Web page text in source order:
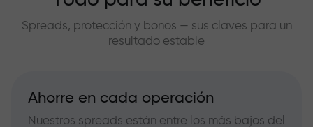
Spreads, protección y bonos — sus claves para un
resultado estable
Ahorre en cada operación
Nuestros spreads están entre los más bajos del